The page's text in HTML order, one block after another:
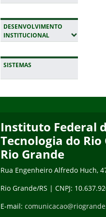
DESENVOLVIMENTO
INSTITUCIONAL(EXPANDIR
SISTEMAS
Instituto Federal
Tecnologia do Rio
Rio Grande
Rua Engenheiro Alfredo Huch,
Rio Grande/RS | CNPJ:
E-mail: